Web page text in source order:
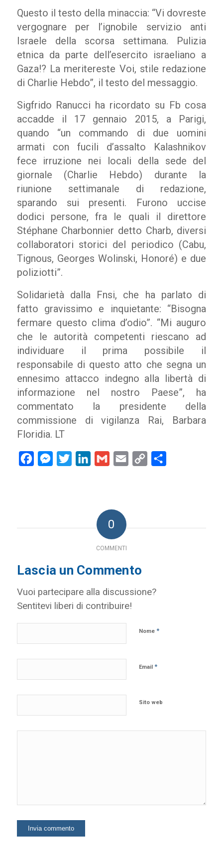
Questo il testo della minaccia: “Vi dovreste
vergognare per l’ignobile servizio anti
Israele della scorsa settimana. Pulizia
etnica da parte dell’esercito israeliano a
Gaza!? La meritereste Voi, stile redazione
di Charlie Hebdo”, il testo del messaggio.
Sigfrido Ranucci ha ricordato su Fb cosa
accadde il 17 gennaio 2015, a Parigi,
quando “un commando di due uomini
armati con fucili d’assalto Kalashnikov
fece irruzione nei locali della sede del
giornale (Charlie Hebdo) durante la
riunione settimanale di redazione,
sparando sui presenti. Furono uccise
dodici persone, fra le quali il direttore
Stéphane Charbonnier detto Charb, diversi
collaboratori storici del periodico (Cabu,
Tignous, Georges Wolinski, Honoré) e due
poliziotti”.
Solidarietà dalla Fnsi, che ha parlato di
fatto gravissimo e inquietante: “Bisogna
fermare questo clima d’odio”. “Mi auguro
che le autorità competenti riescano ad
individuare il prima possibile il
responsabile di questo atto che segna un
ennesimo attacco indegno alla libertà di
informazione nel nostro Paese”, ha
commentato la presidente della
commissione di vigilanza Rai, Barbara
Floridia. LT
FacebookMessenger
Twitter LinkedInGmail Email
Copy
0
COMMENTI
Lascia un Commento
Vuoi partecipare alla discussione?
Sentitevi liberi di contribuire!
Nome *
Email *
Sito web